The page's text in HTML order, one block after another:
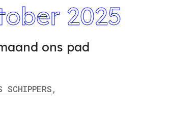
2025
ons pad
SCHIPPERS,